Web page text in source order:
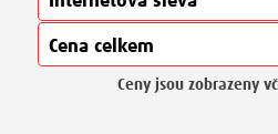
Cena celkem
Ceny jsou zobrazeny